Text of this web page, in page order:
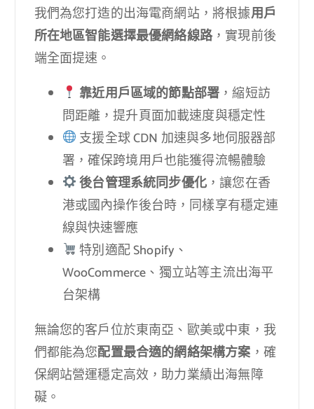
我們為您打造的出海電商網站，將根據用戶
所在地區智能選擇最優網絡線路，實現前後
端全面提速。
靠近用戶區域的節點部署 ，縮短訪
問距離，提升頁面加載速度與穩定性
支援全球 CDN 加速與多地伺服器部
署，確保跨境用戶也能獲得流暢體驗
後台管理系統同步優化 ，讓您在香
港或國內操作後台時，同樣享有穩定連
線與快速響應
特別適配 Shopify、
WooCommerce、獨立站等主流出海平
台架構
無論您的客戶位於東南亞、歐美或中東，我
們都能為您配置最合適的網絡架構方案 ，確
保網站營運穩定高效，助力業績出海無障
礙。